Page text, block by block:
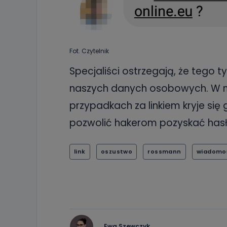
19 dostępu
ich
sprzeciwu
Jakie
Państwa (lub
źródeł
adres
oraz partnerzy
Jak
Fot. Czytelnik
Specjaliści ostrzegają, że tego
naszych danych osobowych. W
przypadkach za linkiem kryje
pozwolić hakerom pozyskać
link oszustwo rossmann